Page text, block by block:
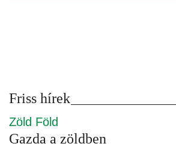
Friss hírek
Zöld Föld
Gazda a zöldben